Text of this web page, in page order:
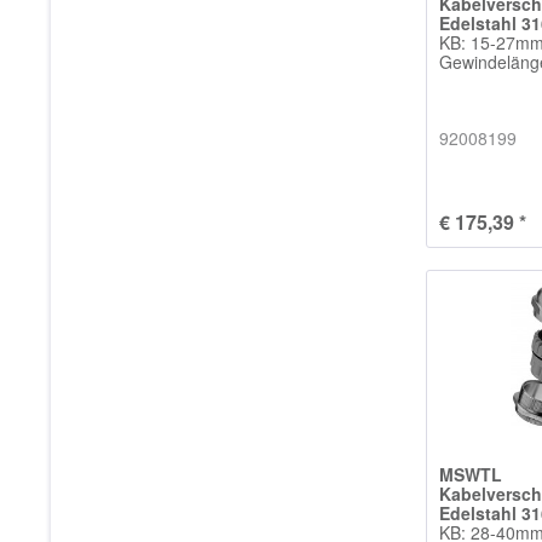
Edelstahl
KB: 15-
92008199
€ 175,39 *
MSWTL
Edelstahl
KB: 28-